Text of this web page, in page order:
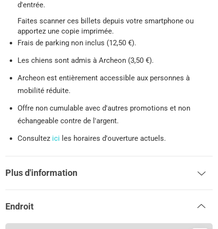
d'entrée.
Faites scanner ces billets depuis votre smartphone ou
apportez une copie imprimée.
Frais de parking non inclus (12,50 €).
Les chiens sont admis à Archeon (3,50 €).
Archeon est entièrement accessible aux personnes à
mobilité réduite.
Offre non cumulable avec d'autres promotions et non
échangeable contre de l'argent.
Consultez ici les horaires d'ouverture actuels.
Plus d'information
Endroit